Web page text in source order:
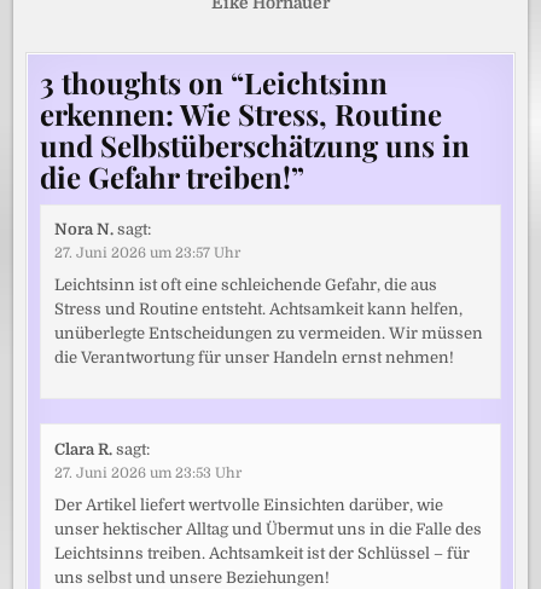
3 thoughts on “Leichtsinn
erkennen: Wie Stress, Routine
und Selbstüberschätzung uns in
die Gefahr treiben!”
Nora N. sagt:
27. Juni 2026 um 23:57 Uhr
Leichtsinn ist oft eine schleichende Gefahr, die aus
Stress und Routine entsteht. Achtsamkeit kann helfen,
unüberlegte Entscheidungen zu vermeiden. Wir müssen
die Verantwortung für unser Handeln ernst nehmen!
Clara R. sagt:
27. Juni 2026 um 23:53 Uhr
Der Artikel liefert wertvolle Einsichten darüber, wie
unser hektischer Alltag und Übermut uns in die Falle des
Leichtsinns treiben. Achtsamkeit ist der Schlüssel – für
uns selbst und unsere Beziehungen!